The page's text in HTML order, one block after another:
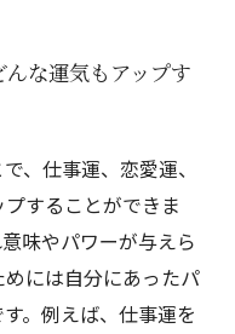
な運気もアップす
、仕事運、恋愛運、
することができま
味やパワーが与えら
には自分にあったパ
。例えば、仕事運を